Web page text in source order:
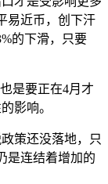
易近币，创下汗
的下滑，只要
是要正在4月才
影响。
策还没落地，只
是连结着增加的